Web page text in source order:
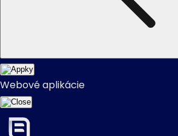
Webové aplikácie